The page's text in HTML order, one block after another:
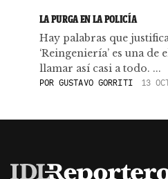
LA PURGA EN LA POLICÍA
Hay palabras que
‘Reingeniería’ es una de
llamar así casi a todo. ...
POR GUSTAVO GORRITI 13